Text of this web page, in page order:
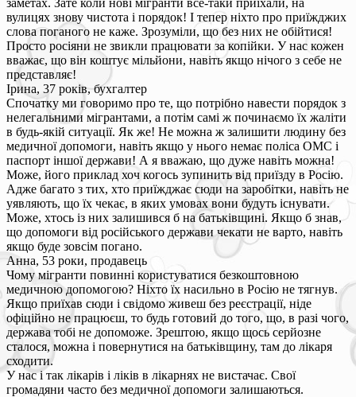
вулицях знову чистота і порядок! І тепер ніхто про приїжджих
слова поганого не каже. Зрозуміли, що без них не обійтися!
Просто росіяни не звикли працювати за копійки. У нас кожен
вважає, що він коштує мільйони, навіть якщо нічого з себе не
представляє!
Ірина, 37 років, бухгалтер
Спочатку ми говоримо про те, що потрібно навести порядок з
нелегальними мігрантами, а потім самі ж починаємо їх жаліти
в будь-якій ситуації. Як же! Не можна ж залишити людину без
медичної допомоги, навіть якщо у нього немає поліса ОМС і
паспорт іншої держави! А я вважаю, що дуже навіть можна!
Може, його приклад хоч когось зупинить від приїзду в Росію.
Адже багато з тих, хто приїжджає сюди на заробітки, навіть не
уявляють, що їх чекає, в яких умовах вони будуть існувати.
Може, хтось із них залишився б на батьківщині. Якщо б знав,
що допомоги від російського держави чекати не варто, навіть
якщо буде зовсім погано.
Анна, 53 роки, продавець
Чому мігранти повинні користуватися безкоштовною
медичною допомогою? Ніхто їх насильно в Росію не тягнув.
Якщо приїхав сюди і свідомо живеш без реєстрації, ніде
офіційно не працюєш, то будь готовий до того, що, в разі чого,
держава тобі не допоможе. Зрештою, якщо щось серйозне
сталося, можна і повернутися на батьківщину, там до лікаря
сходити.
У нас і так лікарів і ліків в лікарнях не вистачає. Свої
громадяни часто без медичної допомоги залишаються.